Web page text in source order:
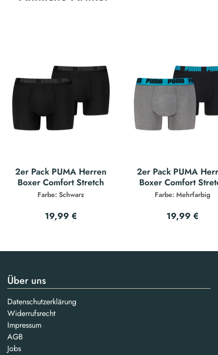
2er Pack PUMA Herren
Boxer Comfort Stretch
Farbe: Schwarz
19,99 €
2er Pack PUMA
Boxer Comfort
Farbe: Mehrfarbig
19,99 €
Über uns
Datenschutzerklärung
Widerrufsrecht
Impressum
AGB
Jobs